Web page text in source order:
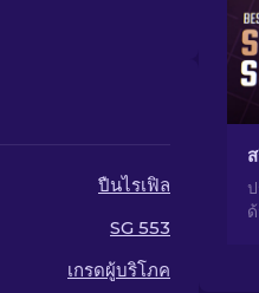
ปืนไรเฟิล
SG 553
เกรดผู้บริโภค